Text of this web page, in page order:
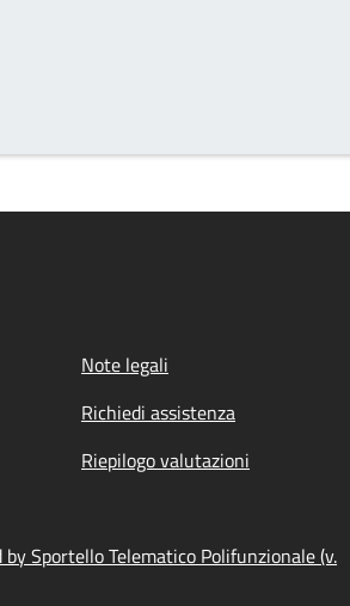
Note legali
Richiedi assistenza
Riepilogo valutazioni
by Sportello Telematico Polifunzionale (v.